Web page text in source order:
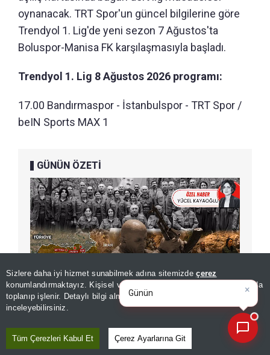
Sizlere daha iyi hizmet sunabilmek adına sitemizdeçerez
konumlandırmaktayız. Kişisel verileriniz, KVKK ve GDPR kapsamında
toplanıp işlenir. Detaylı bilgi almak içinAydınlatma Metnimizi
inceleyebilirsiniz.
Tüm Çerezleri Kabul Et Çerez Ayarlarına Git
oynanacak. TRT Spor'un güncel bilgilerine göre
Trendyol 1. Lig'de yeni sezon 7 Ağustos'ta
Boluspor-Manisa FK karşılaşmasıyla başladı.
Trendyol 1. Lig 8 Ağustos 2026 programı:
17.00 Bandırmaspor - İstanbulspor - TRT Spor /
beIN Sports MAX 1
GÜNÜN ÖZETİ
19.00 Sivasspor - Esenler Erokspor - TRT Spor /
beIN Sports 2
×
Günün spor, gündem ve
ekonomi gelişmelerin